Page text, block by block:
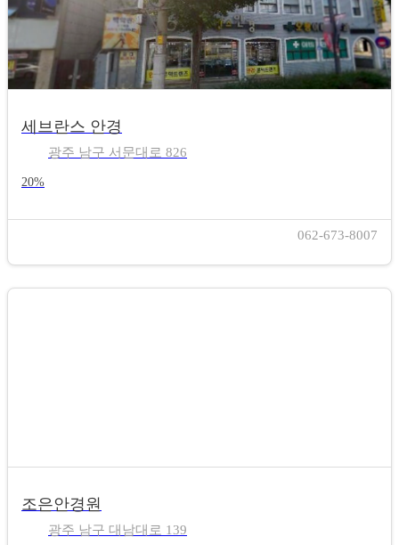
세브란스 안경
광주 남구 서문대로 826
20%
062-673-8007
조은안경원
광주 남구 대남대로 139